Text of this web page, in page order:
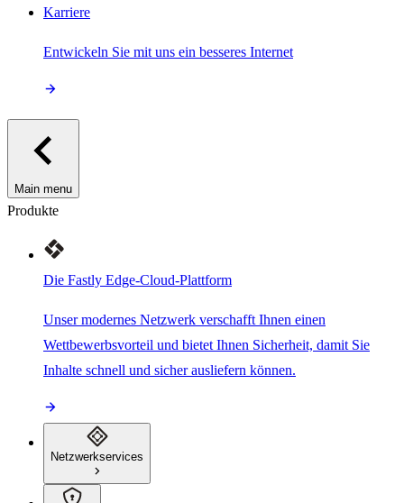
Karriere
Entwickeln Sie mit uns ein besseres Internet
Main menu
Produkte
Die Fastly Edge-Cloud-Plattform
Unser modernes Netzwerk verschafft Ihnen einen
Wettbewerbsvorteil und bietet Ihnen Sicherheit, damit Sie
Inhalte schnell und sicher ausliefern können.
Netzwerkservices